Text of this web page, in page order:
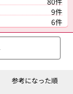
9件
6件
参考になった順